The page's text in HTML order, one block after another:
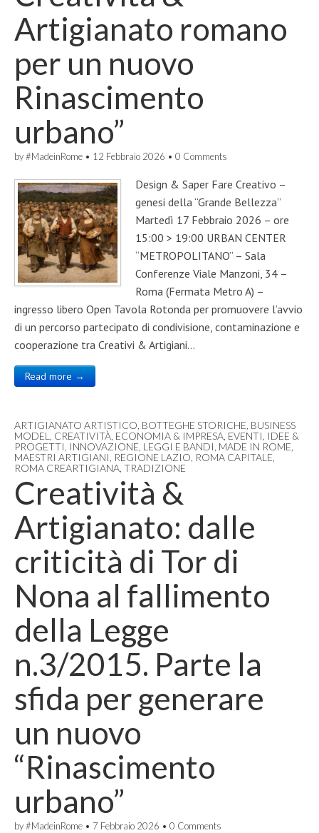
Artigianato romano
per un nuovo
Rinascimento
urbano”
by#MadeinRome • 12 Febbraio 2026 • 0 Comments
Design & Saper Fare Creativo –
genesi della “Grande Bellezza”
Martedì 17 Febbraio 2026 – ore
15:00 > 19:00 URBAN CENTER
“METROPOLITANO” – Sala
Conferenze Viale Manzoni, 34 –
Roma (Fermata Metro A) –
ingresso libero Open Tavola Rotonda per promuovere l’avvio
di un percorso partecipato di condivisione, contaminazione e
cooperazione tra Creativi & Artigiani…
Read more →
ARTIGIANATO ARTISTICO BOTTEGHE STORICHE BUSINESS
MODEL
CREATIVITÀ ECONOMIA & IMPRESA EVENTI IDEE &
PROGETTI INNOVAZIONE LEGGI E BANDI MADE IN ROME
MAESTRI ARTIGIANI REGIONE LAZIO ROMA CAPITALE
ROMA CREARTIGIANA TRADIZIONE
Creatività &
Artigianato: dalle
criticità di Tor di
Nona al fallimento
della Legge
n.3/2015. Parte la
sfida per generare
un nuovo
“Rinascimento
urbano”
by#MadeinRome • 7 Febbraio 2026 • 0 Comments